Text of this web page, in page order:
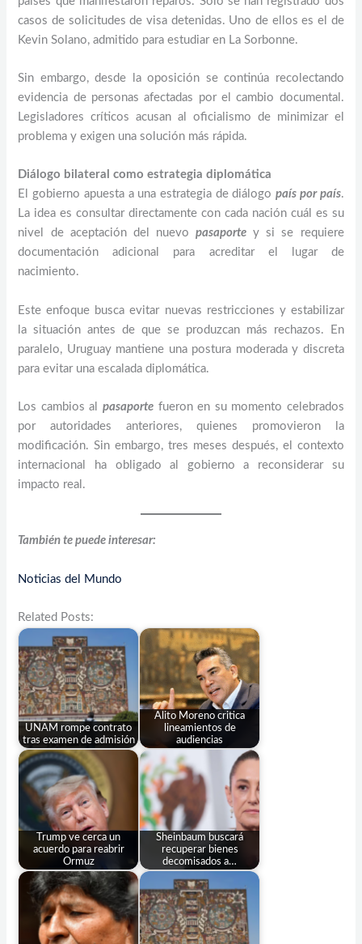
casos de solicitudes de visa detenidas. Uno de ellos es el de
Kevin Solano, admitido para estudiar en La Sorbonne.
Sin embargo, desde la oposición se continúa recolectando
evidencia de personas afectadas por el cambio documental.
Legisladores críticos acusan al oficialismo de minimizar el
problema y exigen una solución más rápida.
Diálogo bilateral como estrategia diplomática
El gobierno apuesta a una estrategia de diálogopaís por país.
La idea es consultar directamente con cada nación cuál es su
nivel de aceptación del nuevopasaporte y si se requiere
documentación adicional para acreditar el lugar de
nacimiento.
Este enfoque busca evitar nuevas restricciones y estabilizar
la situación antes de que se produzcan más rechazos. En
paralelo, Uruguay mantiene una postura moderada y discreta
para evitar una escalada diplomática.
Los cambios al pasaporte fueron en su momento celebrados
por autoridades anteriores, quienes promovieron la
modificación. Sin embargo, tres meses después, el contexto
internacional ha obligado al gobierno a reconsiderar su
impacto real.
También te puede interesar:
Noticias del Mundo
Related Posts:
UNAM rompe contrato
tras examen de admisión
Alito Moreno critica
lineamientos de
audiencias
Trump ve cerca un
acuerdo para reabrir
Ormuz
Sheinbaum buscará
recuperar bienes
decomisados a…